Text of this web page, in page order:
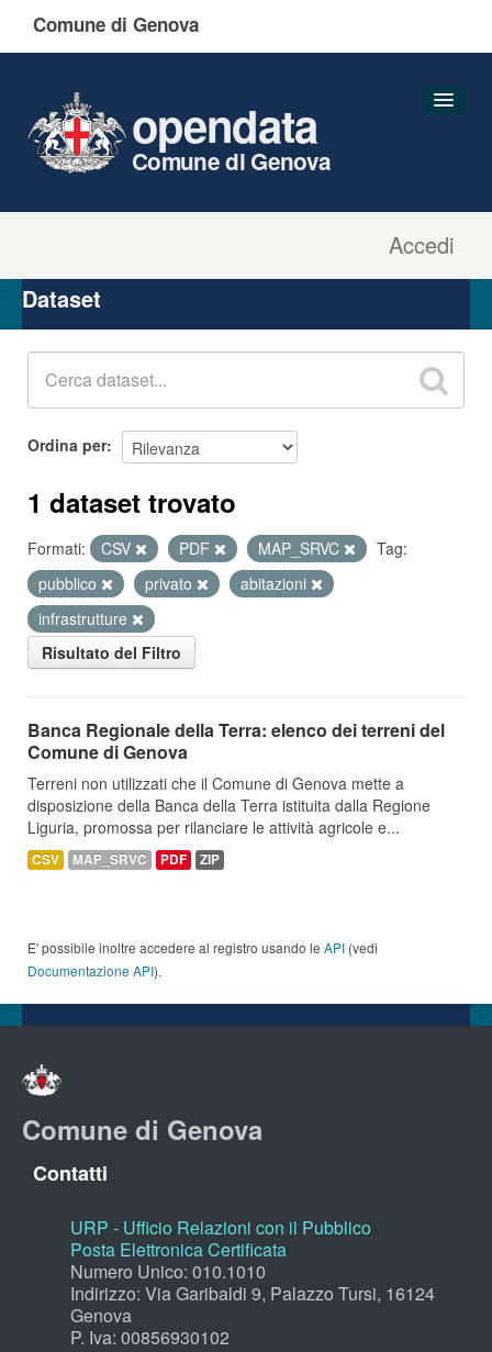
Comune di Genova
Accedi
opendata
Comune di Genova
Organizzazioni
Gruppi
Dataset
Ordina per
1 dataset trovato
Formati: CSV PDF MAP_SRVC
Tag:
pubblico
privato
abitazioni
infrastrutture
Risultato del Filtro
Banca Regionale della Terra: elenco dei terreni del
Comune di Genova
Terreni non utilizzati che il Comune di Genova mette a
disposizione della Banca della Terra istituita dalla Regione
Liguria, promossa per rilanciare le attività agricole e...
CSV MAP_SRVC PDF ZIP
E' possibile inoltre accedere al registro usando le API (vedi
Documentazione API).
Comune di Genova
Contatti
URP - Ufficio Relazioni con il Pubblico
Posta Elettronica Certificata
Numero Unico: 010.1010
Indirizzo: Via Garibaldi 9, Palazzo Tursi, 16124
Genova
P. Iva: 00856930102